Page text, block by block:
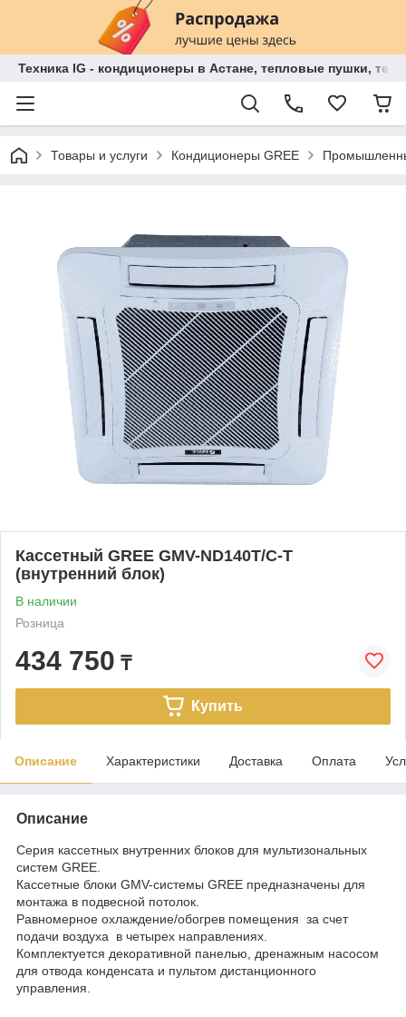
Техника IG - кондиционеры в Астане, тепловые пушки,
Товары и услуги Кондиционеры GREE
Кассетный GREE GMV-ND140T/C-T
(внутренний блок)
В наличии
Розница
434 750 ₸
Купить
Описание Характеристики Доставка Оплата
Описание
Серия кассетных внутренних блоков для мультизональных
систем GREE.
Кассетные блоки GMV-системы GREE предназначены для
монтажа в подвесной потолок.
Равномерное охлаждение/обогрев помещения за счет
подачи воздуха в четырех направлениях.
Комплектуется декоративной панелью, дренажным насосом
для отвода конденсата и пультом дистанционного
управления.